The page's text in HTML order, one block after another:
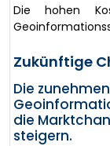
Die hohen
Zukünftige
Die
die
steigern.